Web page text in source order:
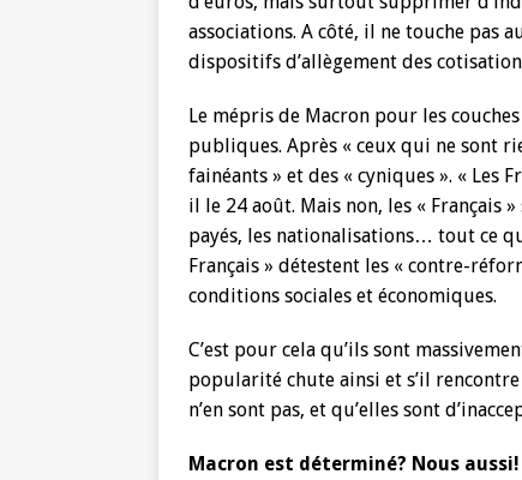
associations. A côté, il ne touche pas
dispositifs d’allègement des
Le mépris de Macron pour les
publiques. Après « ceux qui ne sont
fainéants » et des « cyniques ». « Les
il le 24 août. Mais non, les « Français
payés, les nationalisations… tout ce
Français » détestent les « contre-
conditions sociales et économiques.
C’est pour cela qu’ils sont
popularité chute ainsi et s’il
n’en sont pas, et qu’elles sont
Macron est déterminé? Nous aussi!